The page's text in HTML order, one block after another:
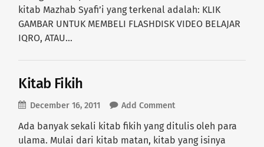
kitab Mazhab Syafi’i yang terkenal adalah: KLIK
GAMBAR UNTUK MEMBELI FLASHDISK VIDEO BELAJAR
IQRO, ATAU…
Kitab Fikih
December 16, 2011 Add Comment
Ada banyak sekali kitab fikih yang ditulis oleh para
ulama. Mulai dari kitab matan, kitab yang isinya